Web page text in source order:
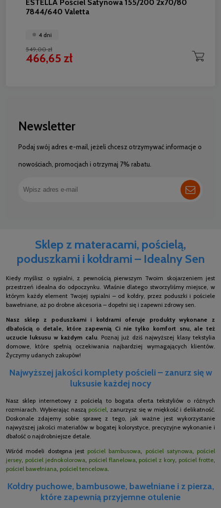
ESTELLA Pościel Satynowa 155/200 2x70/80
7844/640 Valetta
4 dni
549,00 zł
466,65 zł
Newsletter
Podaj swój adres e-mail, jeżeli chcesz otrzymywać informacje o
nowościach, promocjach i otrzymaj 7% rabatu.
Sklep z materacami, pościelą,
poduszkami i kołdrami – Idealny Sen
Kiedy myślisz o sypialni, z pewnością pierwszym Twoim skojarzeniem jest
przestrzeń idealna do odpoczynku. Właśnie dlatego stworzyliśmy miejsce, w
którym każdy element Twojej sypialni – od kołdry, przez poduszki i pościele
bawełniane, aż po drobne akcesoria – dopełni się i zapewni zdrowy sen.
Nasz sklep z poduszkami i kołdrami oferuje produkty wykonane z
dbałością o detale, które zapewnią Ci nie tylko komfort snu, ale też
uczucie luksusu w każdym calu. Poznaj już dziś najwyższej klasy tekstylia
domowe, które spełnią oczekiwania najbardziej wymagających klientów.
Życzymy udanych zakupów!
Najwyższej jakości komplety pościeli – zanurz się w
luksusie każdej nocy
Nasz sklep internetowy z pościelą to bogata oferta tekstyliów o różnych
rozmiarach. Wybierając naszą pościel, zanurzysz się w miękkość i delikatność.
Doskonale zdajemy sobie sprawę z tego, jak ważne jest wykorzystanie
najwyższej jakości materiałów w bogatej kolorystyce, precyzyjne wykonanie i
dbałość o najdrobniejsze detale.
Wśród modeli dostępna jest pościel bambusowa, pościel satynowa, pościel
jersey, pościel jednokolorowa, pościel flanelowa, pościel z kory, pościel frotte,
pościel bawełniana, pościel tencelowa.
Kołdry puchowe, bambusowe, bawełniane i z pierza,
które zapewnią przyjemne otulenie